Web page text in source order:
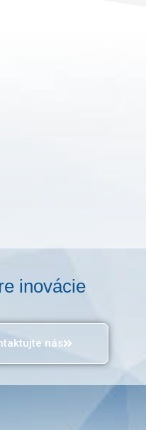
inovácie
nás